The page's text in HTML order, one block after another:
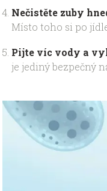
Nečistěte zuby
Místo toho si po
Pijte víc vody a
je jediný bezpečný